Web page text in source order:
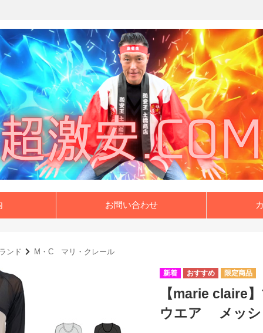
お問い合わせ
ンド M・C マリ・クレール
【marie claire
ウエア メッシ